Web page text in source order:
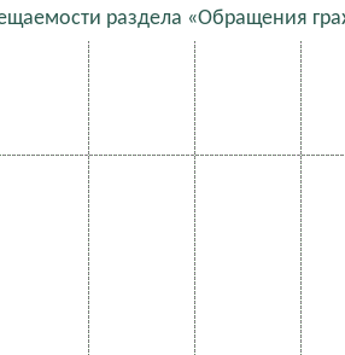
раздела «Обращения